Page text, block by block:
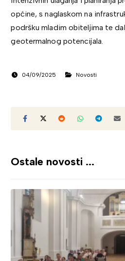
općine, s naglaskom na
podršku mladim obiteljima te
geotermalnog potencijala.
04/09/2025 Novosti
Ostale novosti ...